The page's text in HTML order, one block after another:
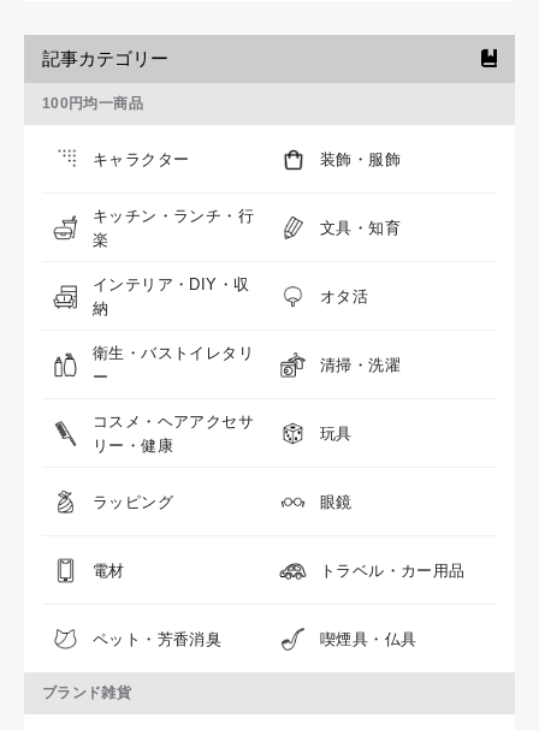
記事カテゴリー
100円均一商品
キャラクター 装飾・服飾
キッチン・ランチ・行
楽
文具・知育
インテリア・DIY・収
納
オタ活
衛生・バストイレタリ
ー
清掃・洗濯
コスメ・ヘアアクセサ
リー・健康
玩具
ラッピング 眼鏡
電材 トラベル・カー用品
ペット・芳香消臭 喫煙具・仏具
ブランド雑貨